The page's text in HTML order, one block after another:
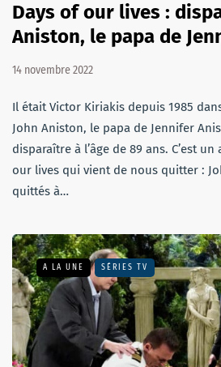
Days of our lives :
Aniston, le papa de
14 novembre 2022
Il était Victor Kiriakis depuis 1985
John Aniston, le papa de Jennifer
disparaître à l’âge de 89 ans. C’est
our lives qui vient de nous quitter :
quittés à…
A LA UNE SÉRIES TV